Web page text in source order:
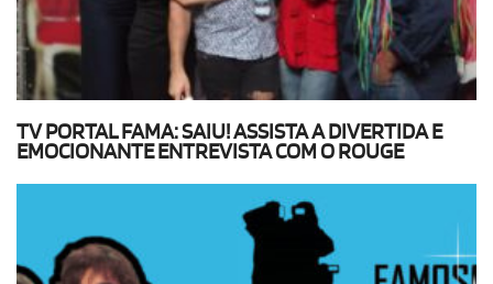
TV PORTAL FAMA: SAIU! ASSISTA A DIVERTIDA E
EMOCIONANTE ENTREVISTA COM O ROUGE